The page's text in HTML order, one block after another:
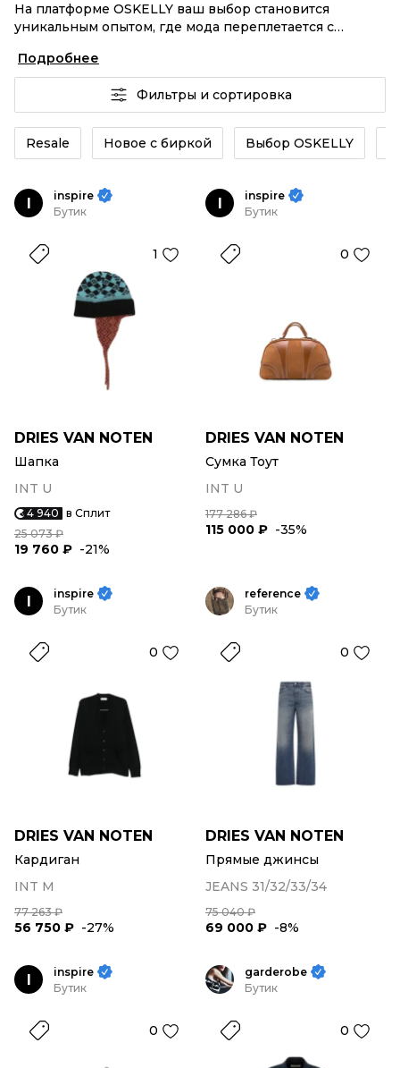
На платформе OSKELLY ваш выбор становится
уникальным опытом, где мода переплетается с
аутентификация каждого заказа – DRIES VAN NOTEN
Мужское от селлеров OSKELLY с быстрой доставкой
по России. Ваш стиль не ждет, и мы тоже! Винтажные
изделия или DRIES VAN NOTEN Мужское из новых
коллекций – заказывайте на сайте или в приложении
OSKELLY с целой экосистемой инструментов.
Подробнее
Фильтры и сортировка
Resale Новое с биркой Выбор OSKELLY
I
inspire
Бутик
1
DRIES VAN NOTEN
Шапка
INT U
4 940 в Сплит
25 073 ₽
19 760 ₽ -21%
I
inspire
Бутик
0
DRIES VAN NOTEN
Сумка Тоут
INT U
177 286 ₽
115 000 ₽ -35%
I
inspire
Бутик
0
DRIES VAN NOTEN
Кардиган
INT M
77 263 ₽
56 750 ₽ -27%
reference
Бутик
0
DRIES VAN NOTEN
Прямые джинсы
JEANS 31/32/33/34
75 040 ₽
69 000 ₽ -8%
I
inspire
Бутик
0
garderobe
Бутик
0